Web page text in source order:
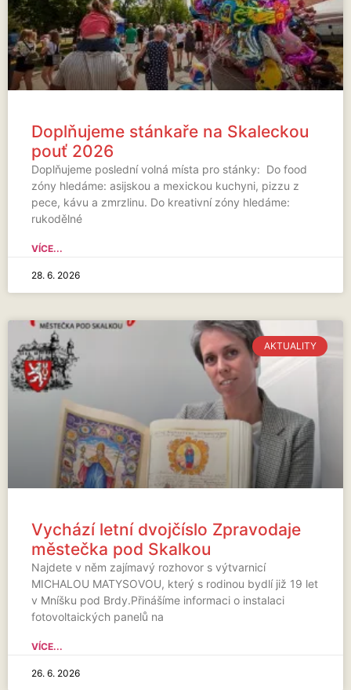
Doplňujeme stánkaře na Skaleckou
pouť 2026
Doplňujeme poslední volná místa pro stánky: Do food
zóny hledáme: asijskou a mexickou kuchyni, pizzu z
pece, kávu a zmrzlinu. Do kreativní zóny hledáme:
rukodělné
VÍCE...
28. 6. 2026
AKTUALITY
Vychází letní dvojčíslo Zpravodaje
městečka pod Skalkou
Najdete v něm zajímavý rozhovor s výtvarnicí
MICHALOU MATYSOVOU, který s rodinou bydlí již 19 let
v Mníšku pod Brdy.Přinášíme informaci o instalaci
fotovoltaických panelů na
VÍCE...
26. 6. 2026